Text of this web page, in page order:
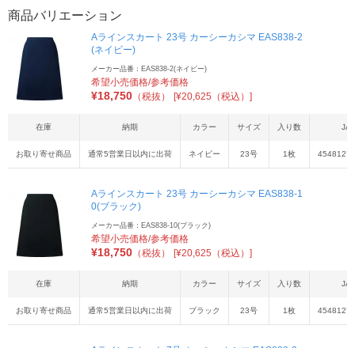
商品バリエーション
Aラインスカート 23号 カーシーカシマ EAS838-2
(ネイビー)
メーカー品番：EAS838-2(ネイビー)
希望小売価格/参考価格
¥18,750 （税抜） [¥20,625（税込）]
在庫 納期 カラー サイズ 入り数
お取り寄せ商品 通常5営業日以内に出荷 ネイビー 23号 1枚
Aラインスカート 23号 カーシーカシマ EAS838-1
0(ブラック)
メーカー品番：EAS838-10(ブラック)
希望小売価格/参考価格
¥18,750 （税抜） [¥20,625（税込）]
在庫 納期 カラー サイズ 入り数
お取り寄せ商品 通常5営業日以内に出荷 ブラック 23号 1枚